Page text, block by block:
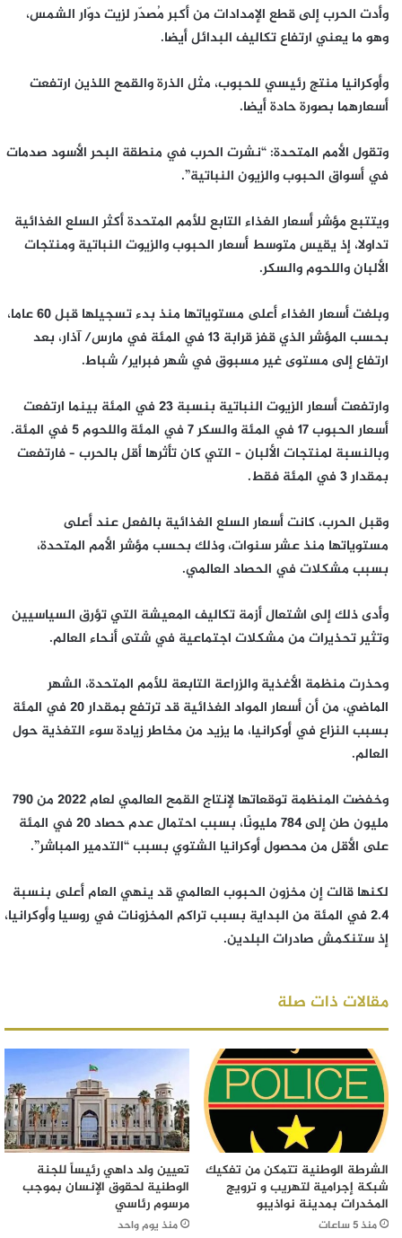
وأدت الحرب إلى قطع الإمدادات من أكبر مُصدّر لزيت دوّار الشمس،
وهو ما يعني ارتفاع تكاليف البدائل أيضا.
وأوكرانيا منتج رئيسي للحبوب، مثل الذرة والقمح اللذين ارتفعت
أسعارهما بصورة حادة أيضا.
وتقول الأمم المتحدة: “نشرت الحرب في منطقة البحر الأسود صدمات
في أسواق الحبوب والزيون النباتية”.
ويتتبع مؤشر أسعار الغذاء التابع للأمم المتحدة أكثر السلع الغذائية
تداولا، إذ يقيس متوسط أسعار الحبوب والزيوت النباتية ومنتجات
الألبان واللحوم والسكر.
وبلغت أسعار الغذاء أعلى مستوياتها منذ بدء تسجيلها قبل 60 عاما،
بحسب المؤشر الذي قفز قرابة 13 في المئة في مارس/ آذار، بعد
ارتفاع إلى مستوى غير مسبوق في شهر فبراير/ شباط.
وارتفعت أسعار الزيوت النباتية بنسبة 23 في المئة بينما ارتفعت
أسعار الحبوب 17 في المئة والسكر 7 في المئة واللحوم 5 في المئة.
وبالنسبة لمنتجات الألبان – التي كان تأثرها أقل بالحرب – فارتفعت
بمقدار 3 في المئة فقط.
وقبل الحرب، كانت أسعار السلع الغذائية بالفعل عند أعلى
مستوياتها منذ عشر سنوات، وذلك بحسب مؤشر الأمم المتحدة،
بسبب مشكلات في الحصاد العالمي.
وأدى ذلك إلى اشتعال أزمة تكاليف المعيشة التي تؤرق السياسيين
وتثير تحذيرات من مشكلات اجتماعية في شتى أنحاء العالم.
وحذرت منظمة الأغذية والزراعة التابعة للأمم المتحدة، الشهر
الماضي، من أن أسعار المواد الغذائية قد ترتفع بمقدار 20 في المئة
بسبب النزاع في أوكرانيا، ما يزيد من مخاطر زيادة سوء التغذية حول
العالم.
وخفضت المنظمة توقعاتها لإنتاج القمح العالمي لعام 2022 من 790
مليون طن إلى 784 مليونًا، بسبب احتمال عدم حصاد 20 في المئة
على الأقل من محصول أوكرانيا الشتوي بسبب “التدمير المباشر”.
لكنها قالت إن مخزون الحبوب العالمي قد ينهي العام أعلى بنسبة
2.4 في المئة من البداية بسبب تراكم المخزونات في روسيا وأوكرانيا،
إذ ستنكمش صادرات البلدين.
مقالات ذات صلة
الشرطة الوطنية تتمكن من تفكيك
شبكة إجرامية لتهريب و ترويج
المخدرات بمدينة نواذيبو
منذ 5 ساعات
تعيين ولد داهي رئيساً للجنة
الوطنية لحقوق الإنسان بموجب
مرسوم رئاسي
منذ يوم واحد